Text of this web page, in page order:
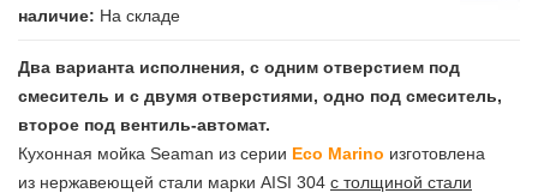
наличие: На складе
Два варианта исполнения, с одним отверстием под
смеситель и с двумя отверстиями, одно под смеситель,
второе под вентиль-автомат.
Кухонная мойка Seaman из серии Eco Marino изготовлена
из нержавеющей стали марки AISI 304 с толщиной стали